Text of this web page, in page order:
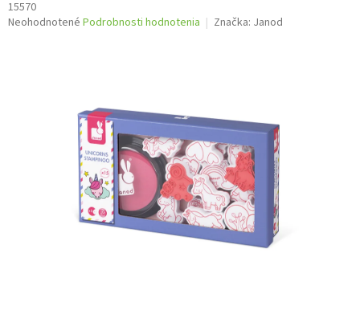
15570
Priemerné
Neohodnotené Podrobnosti hodnotenia Značka: Janod